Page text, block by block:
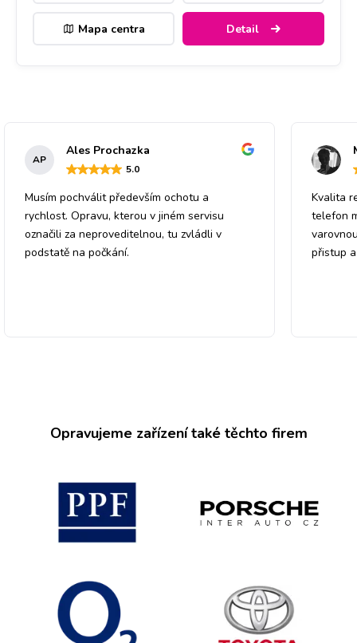
Mapa centra Detail
AP
Ales Prochazka
5.0
Musím pochválit především ochotu a
rychlost. Opravu, kterou v jiném servisu
označili za neproveditelnou, tu zvládli v
podstatě na počkání.
Kvalita
telefon
přistup
Opravujeme zařízení také těchto firem